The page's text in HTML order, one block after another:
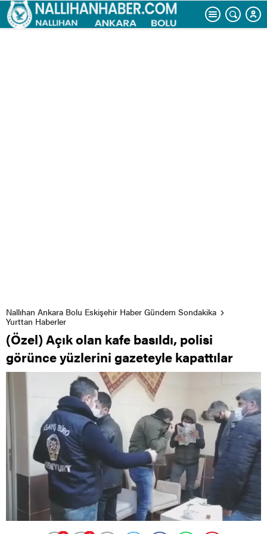
Nallıhan Ankara Bolu Eskişehir Haber Gündem Sondakika
Yurttan Haberler
(Özel) Açık olan kafe basıldı, polisi
görünce yüzlerini gazeteyle kapattılar